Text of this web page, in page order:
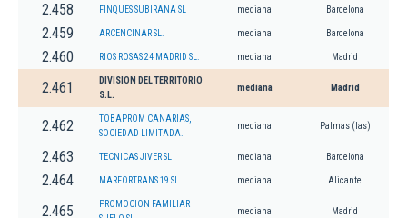
2.458 FINQUES SUBIRANA SL mediana Barcelona
2.459 ARCENCINAR SL. mediana Barcelona
2.460 RIOS ROSAS 24 MADRID SL. mediana Madrid
2.461
DIVISION DEL TERRITORIO
S.L.
mediana Madrid
2.462
TOBAPROM CANARIAS,
SOCIEDAD LIMITADA.
mediana Palmas (las)
2.463 TECNICAS JIVER SL mediana Barcelona
2.464 MARFORTRANS 19 SL. mediana Alicante
2.465
PROMOCION FAMILIAR
mediana Madrid